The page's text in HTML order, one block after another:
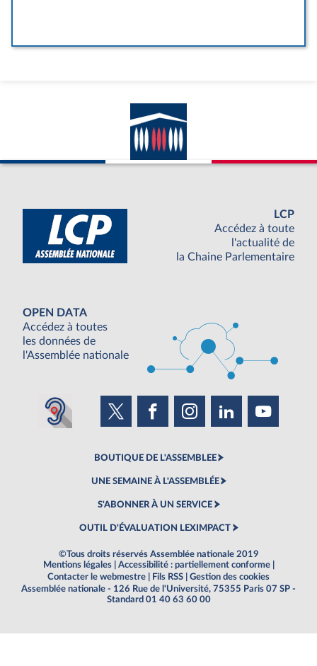
LCP
Accédez à toute
l'actualité de
la Chaine Parlementaire
OPEN DATA
Accédez à toutes
les données de
l'Assemblée nationale
BOUTIQUE DE L'ASSEMBLEE
UNE SEMAINE À L'ASSEMBLÉE
S'ABONNER À UN SERVICE
OUTIL D'ÉVALUATION LEXIMPACT
©Tous droits réservés Assemblée nationale 2019
Mentions légales
Accessibilité : partiellement conforme
Contacter le webmestre
Fils RSS
Gestion des cookies
Assemblée nationale - 126 Rue de l'Université, 75355 Paris 07 SP -
Standard 01 40 63 60 00